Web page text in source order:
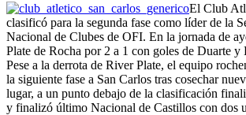
El Club
clasificó para la segunda fase como líder de la
Nacional de Clubes de OFI. En la jornada de
Plate de Rocha por 2 a 1 con goles de Duarte y
Pese a la derrota de River Plate, el equipo
la siguiente fase a San Carlos tras cosechar
lugar, a un punto debajo de la clasificación
y finalizó último Nacional de Castillos con dos